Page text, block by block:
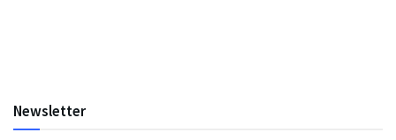
Newsletter